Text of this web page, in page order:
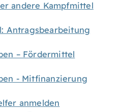
andere Kampfmittel
Antragsbearbeitung
– Fördermittel
- Mitfinanzierung
anmelden